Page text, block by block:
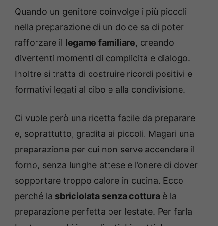
Quando un genitore coinvolge i più piccoli
nella preparazione di un dolce sa di poter
rafforzare il legame familiare, creando
divertenti momenti di complicità e dialogo.
Inoltre si tratta di costruire ricordi positivi e
formativi legati al cibo e alla condivisione.
Ci vuole però una ricetta facile da preparare
e, soprattutto, gradita ai piccoli. Magari una
preparazione per cui non serve accendere il
forno, senza lunghe attese e l’onere di dover
sopportare troppo calore in cucina. Ecco
perché la sbriciolata senza cottura è la
preparazione perfetta per l’estate. Per farla